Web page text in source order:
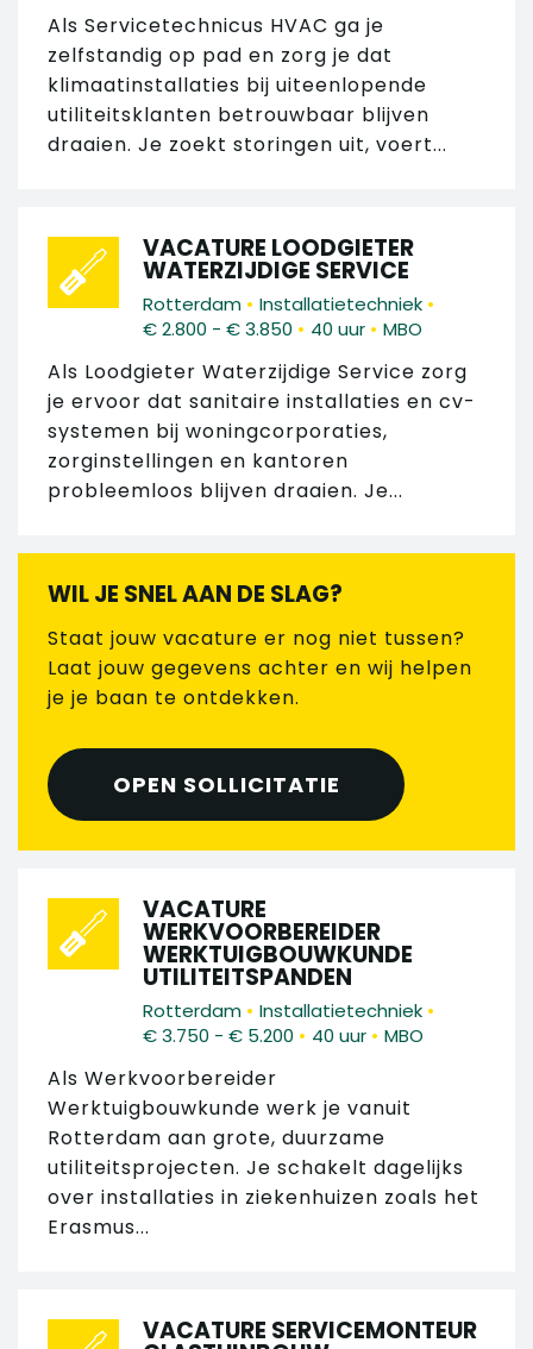
Als Servicetechnicus HVAC ga je
zelfstandig op pad en zorg je dat
klimaatinstallaties bij uiteenlopende
utiliteitsklanten betrouwbaar blijven
draaien. Je zoekt storingen uit, voert...
VACATURE LOODGIETER
WATERZIJDIGE SERVICE
Rotterdam • Installatietechniek •
€ 2.800 - € 3.850 • 40 uur • MBO
Als Loodgieter Waterzijdige Service zorg
je ervoor dat sanitaire installaties en cv-
systemen bij woningcorporaties,
zorginstellingen en kantoren
probleemloos blijven draaien. Je...
WIL JE SNEL AAN DE SLAG?
Staat jouw vacature er nog niet tussen?
Laat jouw gegevens achter en wij helpen
je je baan te ontdekken.
OPEN SOLLICITATIE
VACATURE
WERKVOORBEREIDER
WERKTUIGBOUWKUNDE
UTILITEITSPANDEN
Rotterdam • Installatietechniek •
€ 3.750 - € 5.200 • 40 uur • MBO
Als Werkvoorbereider
Werktuigbouwkunde werk je vanuit
Rotterdam aan grote, duurzame
utiliteitsprojecten. Je schakelt dagelijks
over installaties in ziekenhuizen zoals het
Erasmus...
VACATURE SERVICEMONTEUR